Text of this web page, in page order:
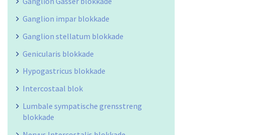
Ganglion impar blokkade
Ganglion stellatum blokkade
Genicularis blokkade
Hypogastricus blokkade
Intercostaal blok
Lumbale sympatische grensstreng
blokkade